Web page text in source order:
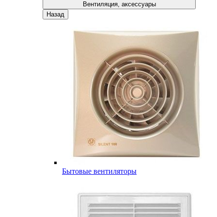
Вентиляция, аксессуары
Назад
Бытовые вентиляторы